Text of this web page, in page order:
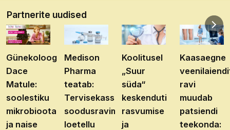
Partnerite uudised
Günekoloog
Dace
Matule:
soolestiku
mikrobioota
ja naise
Medison
Pharma
teatab:
Tervisekassa
soodusravimite
loetellu
Koolitusel
„Suur
süda“
keskenduti
rasvumise
ja
Kaasaegne
ravi
muudab
patsiendi
teekonda: